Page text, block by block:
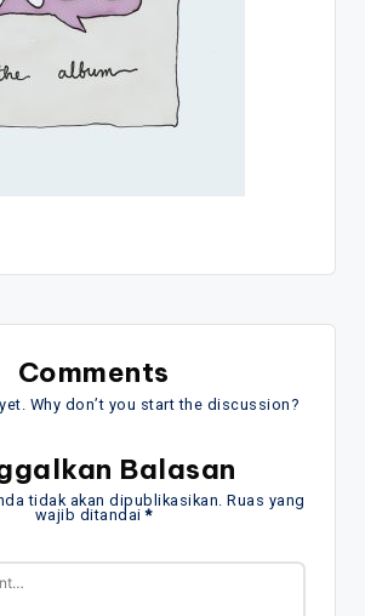
Comments
Why don’t you start the discussion?
Balasan
tidak akan dipublikasikan. Ruas yang
wajib ditandai*